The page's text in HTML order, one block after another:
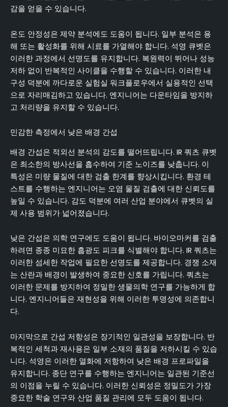
감을 얻을 수 있습니다.
온도 안정성은 제약 분석에도 도움이 됩니다. 일부 분석은 용
해 또는 활성화를 위해 시료를 가열해야 합니다. 석영 큐벳은
이러한 과정에서 선명도를 유지합니다. 복원력이 뛰어나 성능
저하 없이 반복적인 사이클을 수행할 수 있습니다. 이러한 내
구성 덕분에 까다로운 실험실 워크플로우에서 실용적인 선택
으로 자리매김하고 있습니다. 엔지니어는 다운타임을 방지하
고 처리량을 유지할 수 있습니다.
민감한 측정에서 낮은 배경 간섭
배경 간섭은 적외선 분석의 감도를 떨어뜨립니다. IR 쿼츠 큐벳
은 최소한의 방사선을 흡수하여 기준 노이즈를 낮춥니다. 이
특성은 미량 물질에 대한 검출 한계를 향상시킵니다. 환경 테
스트를 수행하는 엔지니어는 오염 물질 검출에 대한 신뢰도를
높일 수 있습니다. 감도 덕분에 여러 산업 분야에서 큐벳의 실
제 사용 범위가 넓어졌습니다.
낮은 간섭은 의학 연구에도 도움이 됩니다. 바이오마커를 검출
하려면 종종 미묘한 흡광도 피크를 식별해야 합니다. IR 쿼츠는
이러한 섬세한 작업에 필요한 선명도를 제공합니다. 경쟁 소재
는 산란과 배경이 발생하여 중요한 신호를 가립니다. 쿼츠는
이러한 문제를 방지하여 정밀한 생물의학 연구를 가능하게 합
니다. 엔지니어들은 재현성을 위해 이러한 투명성에 의존합니
다.
마지막으로 간섭 저항성은 장기적인 일관성을 보장합니다. 반
복적인 세척과 재사용은 일부 소재의 품질을 저하시킬 수 있습
니다. 석영은 이러한 열화에 저항하여 낮은 배경 프로파일을
유지합니다. 종단 연구를 수행하는 엔지니어는 일관된 기준선
의 이점을 누릴 수 있습니다. 이러한 신뢰성은 정밀도가 가장
중요한 학술 연구와 산업 품질 관리에 모두 도움이 됩니다.